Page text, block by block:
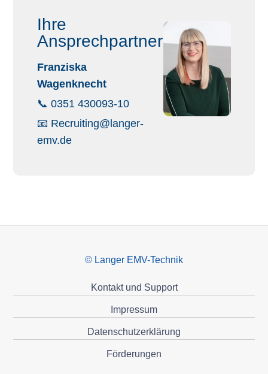
Ihre
Ansprechpartnerin
Franziska
Wagenknecht
📞 0351 430093-10
📧 Recruiting@langer-
emv.de
© Langer EMV-Technik
Kontakt und Support
Impressum
Datenschutzerklärung
Förderungen